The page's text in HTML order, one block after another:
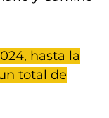
hasta la
total de